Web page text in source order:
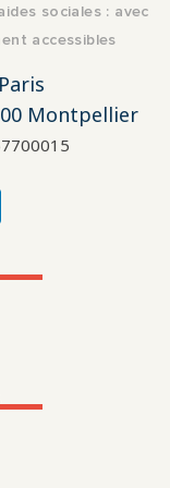
sociales : avec
accessibles
Montpellier